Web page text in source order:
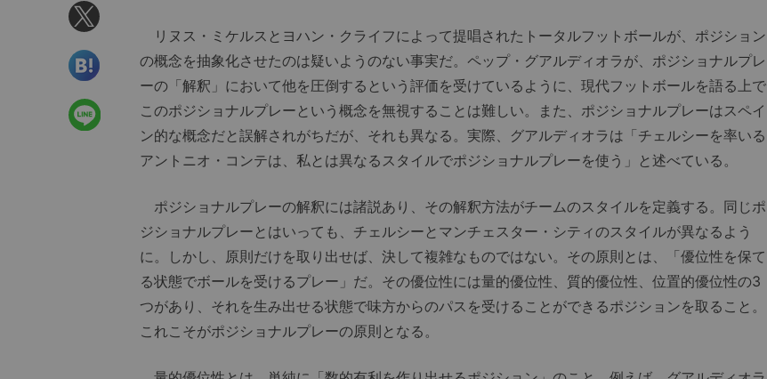
リヌス・ミケルスとヨハン・クライフによって提唱されたトータルフットボールが、ポジション
の概念を抽象化させたのは疑いようのない事実だ。ペップ・グアルディオラが、ポジショナルプレ
ーの「解釈」において他を圧倒するという評価を受けているように、現代フットボールを語る上で
このポジショナルプレーという概念を無視することは難しい。また、ポジショナルプレーはスペイ
ン的な概念だと誤解されがちだが、それも異なる。実際、グアルディオラは「チェルシーを率いる
アントニオ・コンテは、私とは異なるスタイルでポジショナルプレーを使う」と述べている。
ポジショナルプレーの解釈には諸説あり、その解釈方法がチームのスタイルを定義する。同じポ
ジショナルプレーとはいっても、チェルシーとマンチェスター・シティのスタイルが異なるよう
に。しかし、原則だけを取り出せば、決して複雑なものではない。その原則とは、「優位性を保て
る状態でボールを受けるプレー」だ。その優位性には量的優位性、質的優位性、位置的優位性の3
つがあり、それを生み出せる状態で味方からのパスを受けることができるポジションを取ること。
これこそがポジショナルプレーの原則となる。